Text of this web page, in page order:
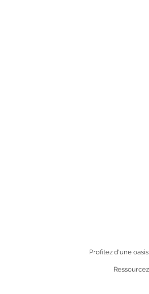
Profitez d'une